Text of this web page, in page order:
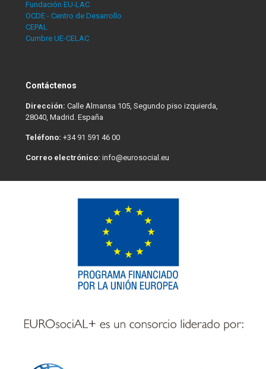
Fundación EU-LAC
OCDE - Centro de Desarrollo
CEPAL
Cumbre UE-CELAC
Contáctenos
Dirección: Calle Almansa 105, Segundo piso izquierda,
28040, Madrid. España
Teléfono: +34 91 591 46 00
Correo electrónico: info@eurosocial.eu